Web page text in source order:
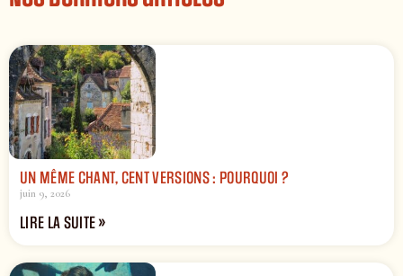
UN MÊME CHANT, CENT VERSIONS : POURQUOI ?
juin 9, 2026
LIRE LA SUITE »